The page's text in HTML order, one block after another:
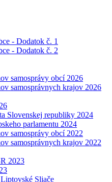
- Dodatok č. 1
- Dodatok č. 2
samosprávy obcí 2026
samosprávnych krajov 2026
Slovenskej republiky 2024
parlamentu 2024
samosprávy obcí 2022
samosprávnych krajov 2022
2023
Sliače